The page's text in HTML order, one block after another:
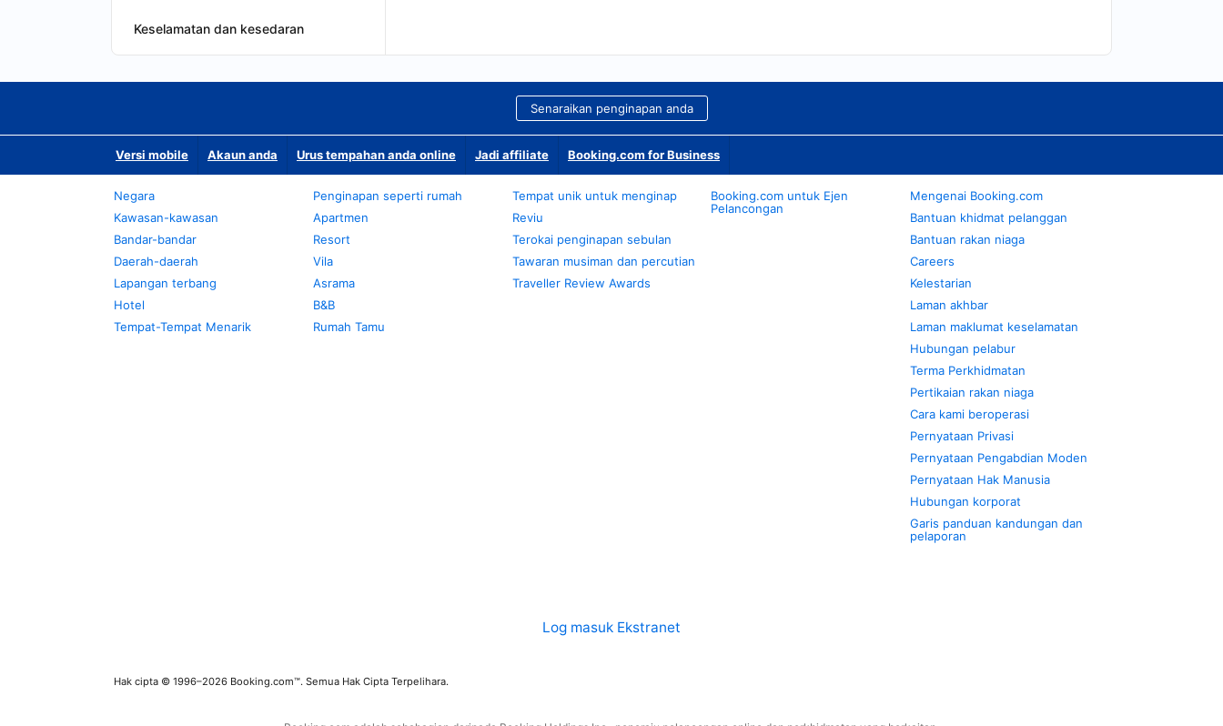
Keselamatan dan kesedaran
Senaraikan penginapan anda
Versi mobile Akaun anda Urus tempahan anda online Jadi affiliate Booking.com for Business
Negara
Kawasan-kawasan
Bandar-bandar
Daerah-daerah
Lapangan terbang
Hotel
Tempat-Tempat Menarik
Penginapan seperti rumah
Apartmen
Resort
Vila
Asrama
B&B
Rumah Tamu
Tempat unik untuk menginap
Reviu
Terokai penginapan sebulan
Tawaran musiman dan percutian
Traveller Review Awards
Booking.com untuk Ejen
Pelancongan
Mengenai Booking.com
Bantuan khidmat pelanggan
Bantuan rakan niaga
Careers
Kelestarian
Laman akhbar
Laman maklumat keselamatan
Hubungan pelabur
Terma Perkhidmatan
Pertikaian rakan niaga
Cara kami beroperasi
Pernyataan Privasi
Pernyataan Pengabdian Moden
Pernyataan Hak Manusia
Hubungan korporat
Garis panduan kandungan dan
pelaporan
Log masuk Ekstranet
Hak cipta © 1996–2026 Booking.com™. Semua Hak Cipta Terpelihara.